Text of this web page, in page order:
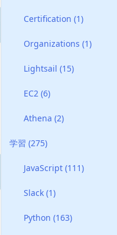
Certification(1)
Organizations(1)
Lightsail(15)
EC2(6)
Athena(2)
学習 (275)
JavaScript(111)
Slack(1)
Python(163)